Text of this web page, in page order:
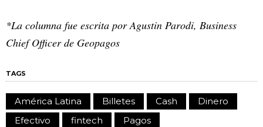
*La columna fue escrita por Agustin Parodi, Business
Chief Officer de Geopagos
TAGS
América Latina Billetes Cash
Dinero
Efectivo
fintech Pagos